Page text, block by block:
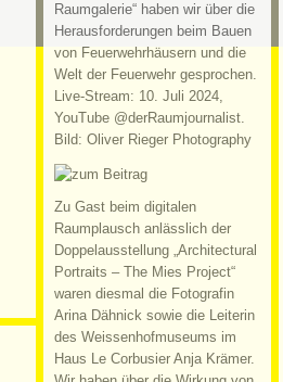
Raumgalerie“ haben wir über die
Herausforderungen beim Bauen
von Feuerwehrhäusern und die
Welt der Feuerwehr gesprochen.
Live-Stream: 10. Juli 2024,
YouTube @derRaumjournalist.
Bild: Oliver Rieger Photography
Zu Gast beim digitalen
Raumplausch anlässlich der
Doppelausstellung „Architectural
Portraits – The Mies Project“
waren diesmal die Fotografin
Arina Dähnick sowie die Leiterin
des Weissenhofmuseums im
Haus Le Corbusier Anja Krämer.